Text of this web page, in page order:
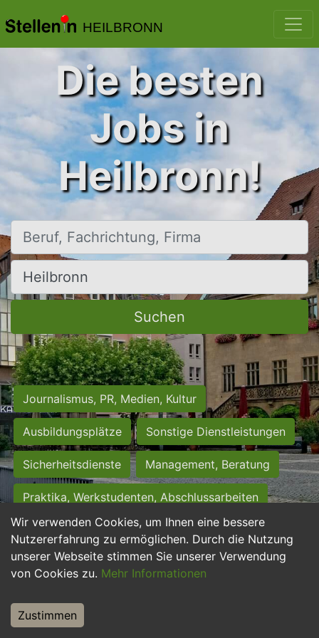
HEILBRONN
Wir verwenden Cookies, um Ihnen eine bessere
Nutzererfahrung zu ermöglichen. Durch die Nutzung
unserer Webseite stimmen Sie unserer Verwendung
von Cookies zu. Mehr Informationen
Zustimmen
Die besten
Jobs in
Heilbronn!
Beruf, Fachrichtung, Firma
Ort, Stadt
Suchen
Journalismus, PR, Medien, Kultur
Ausbildungsplätze Sonstige Dienstleistungen
Sicherheitsdienste Management, Beratung
Praktika, Werkstudenten, Abschlussarbeiten
Personalwesen Assistenz, Sekretariat
Hilfskräfte, Aushilfs- und Nebenjobs
Weiterbildung, Studium, duale Ausbildung